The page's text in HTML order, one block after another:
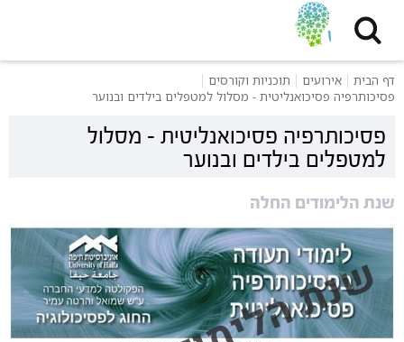
דף הבית אירועים
תוכניות וקורסים
פסיכותרפיה פסיכואנליטית - מסלול למטפלים בילדים ובנוער
פסיכותרפיה פסיכואנליטית - מסלול
למטפלים בילדים ובנוער
שנת הלימודים החלה